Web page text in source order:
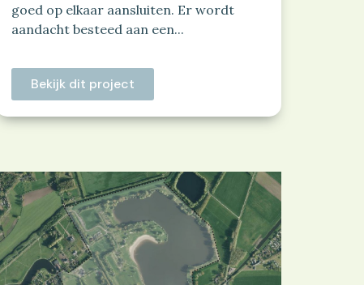
goed op elkaar aansluiten. Er wordt
aandacht besteed aan een...
Bekijk dit project